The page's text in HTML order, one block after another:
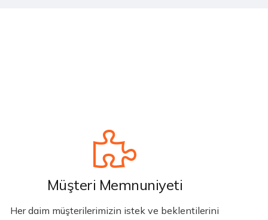
Müşteri Memnuniyeti
Her daim müşterilerimizin istek ve beklentilerini